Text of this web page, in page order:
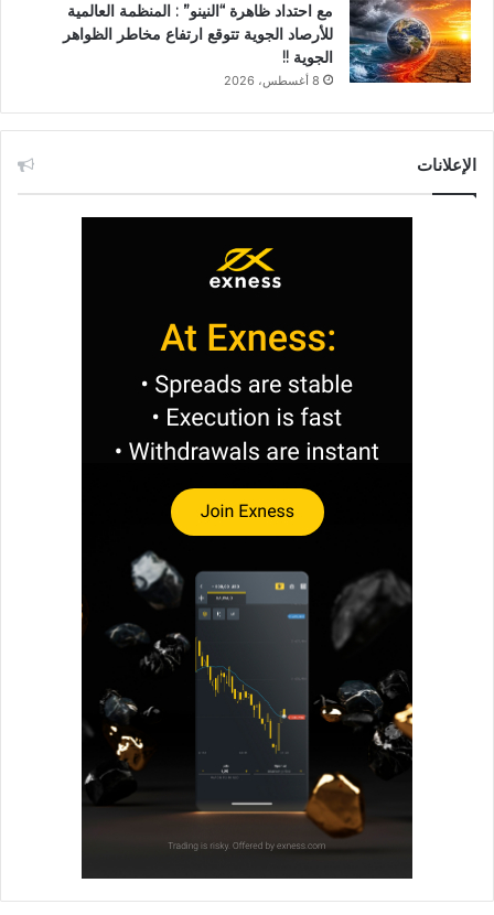
مع احتداد ظاهرة “النينو” : المنظمة العالمية
للأرصاد الجوية تتوقع ارتفاع مخاطر الظواهر
الجوية !!
8 أغسطس، 2026
الإعلانات